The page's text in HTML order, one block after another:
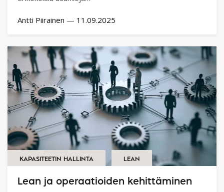
Antti Piirainen — 11.09.2025
KAPASITEETIN HALLINTA LEAN
Lean ja operaatioiden kehittäminen